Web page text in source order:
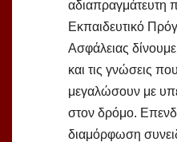
αδιαπραγμάτευτη
Εκπαιδευτικό
Ασφάλειας
και τις γνώσεις
μεγαλώσουν με
στον δρόμο.
διαμόρφωση